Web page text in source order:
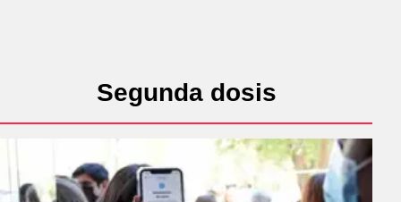
Segunda dosis